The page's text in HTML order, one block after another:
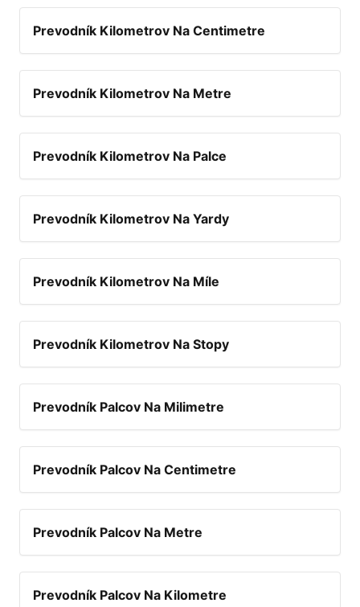
Prevodník Kilometrov Na Centimetre
Prevodník Kilometrov Na Metre
Prevodník Kilometrov Na Palce
Prevodník Kilometrov Na Yardy
Prevodník Kilometrov Na Míle
Prevodník Kilometrov Na Stopy
Prevodník Palcov Na Milimetre
Prevodník Palcov Na Centimetre
Prevodník Palcov Na Metre
Prevodník Palcov Na Kilometre